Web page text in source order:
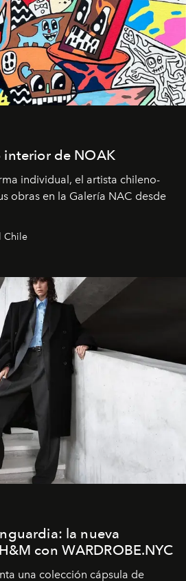
de NOAK
individual, el artista chileno-
obras en la Galería NAC desde
Chile
la nueva
con WARDROBE.NYC
una colección cápsula de